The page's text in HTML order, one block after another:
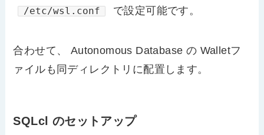
/etc/wsl.conf で設定可能です。
合わせて、 Autonomous Database の Walletフ
ァイルも同ディレクトリに配置します。
SQLcl のセットアップ